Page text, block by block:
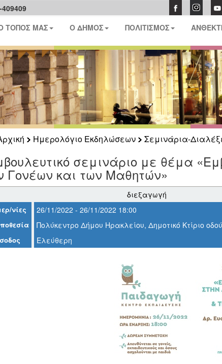
ΤΟΠΟΣ ΜΑΣ Ο ΔΗΜΟΣ ΠΟΛΙΤΙΣΜΟΣ
Ημερολόγιο Εκδηλώσεων
Σεμινάρια-
σεμινάριο με θέμα
Γονέων και των Μαθητών»
διεξαγωγή
νίες 26/11/2022 - 26/11/2022 18:00
Πολύκεντρο Δήμου Ηρακλείου, Δημοτικό Κτίριο
Ελεύθερη